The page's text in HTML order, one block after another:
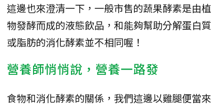
這邊也來澄清一下，一般市售的蔬果酵素是由植
物發酵而成的液態飲品，和能夠幫助分解蛋白質
或脂肪的消化酵素並不相同喔！
營養師悄悄說，營養一路發
食物和消化酵素的關係，我們這邊以雞腿便當來